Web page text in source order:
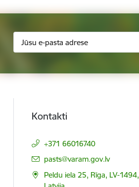
Kontakti
+371 66016740
E-pasts:
pasts@varam.gov.lv
Peldu iela 25, Rīga, LV-1494,